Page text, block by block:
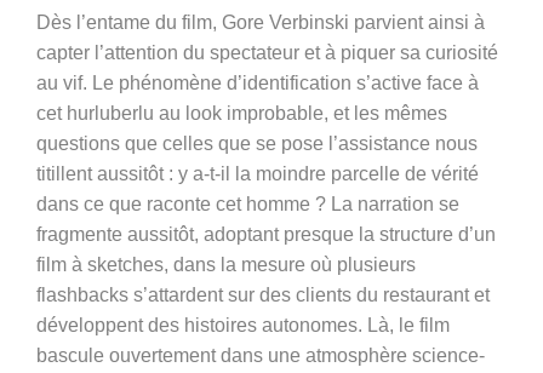
Dès l’entame du film, Gore Verbinski parvient ainsi à
capter l’attention du spectateur et à piquer sa curiosité
au vif. Le phénomène d’identification s’active face à
cet hurluberlu au look improbable, et les mêmes
questions que celles que se pose l’assistance nous
titillent aussitôt : y a-t-il la moindre parcelle de vérité
dans ce que raconte cet homme ? La narration se
fragmente aussitôt, adoptant presque la structure d’un
film à sketches, dans la mesure où plusieurs
flashbacks s’attardent sur des clients du restaurant et
développent des histoires autonomes. Là, le film
bascule ouvertement dans une atmosphère science-